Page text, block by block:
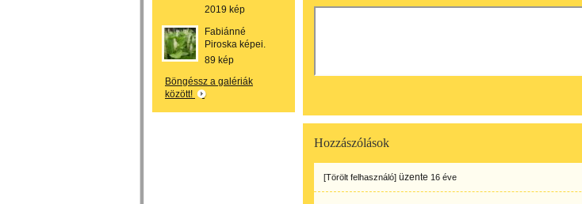
2019 kép
Fabiánné
Piroska képei.
89 kép
Böngéssz a galériák
között!
Hozzászólások
[Törölt felhasználó] üzente 16 éve